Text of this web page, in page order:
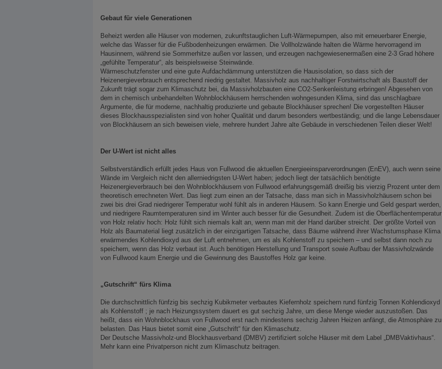
Gebaut für viele Generationen
Beheizt werden alle Häuser von modernen, zukunftstauglichen Luft-Wärmepumpen, also mit erneuerbarer Energie,
welche das Wasser für die Fußbodenheizungen erwärmen. Die Vollholzwände halten die Wärme hervorragend im
Hausinnern, während sie Sommerhitze außen vor lassen, und erzeugen nachgewiesenermaßen eine 2-3 Grad höhere
„gefühlte Temperatur“, als beispielsweise Steinwände.
Wärmeschutzfenster und eine gute Aufdachdämmung unterstützen die Hausisolation, so dass sich der
Heizenergieverbrauch entsprechend niedrig gestaltet. Massivholz aus nachhaltiger Forstwirtschaft als Baustoff der
Zukunft trägt sogar zum Klimaschutz bei, da Massivholzbauten eine CO2-Senkenleistung erbringen! Abgesehen von
dem in chemisch unbehandelten Wohnblockhäusern herrschenden wohngesunden Klima, sind das unschlagbare
Argumente, die für moderne, nachhaltig produzierte und gebaute Blockhäuser sprechen! Die vorgestellten Häuser
dieses Blockhausspezialisten sind von hoher Qualität und darum besonders wertbeständig; und die lange Lebensdauer
von Blockhäusern an sich beweisen viele, mehrere hundert Jahre alte Gebäude in verschiedenen Teilen dieser Welt!
Der U-Wert ist nicht alles
Selbstverständlich erfüllt jedes Haus von Fullwood die aktuellen Energieeinsparverordnungen (EnEV), auch wenn seine
Wände im Vergleich nicht den allerniedrigsten U-Wert haben; jedoch liegt der tatsächlich benötigte
Heizenergieverbrauch bei den Wohnblockhäusern von Fullwood erfahrungsgemäß dreißig bis vierzig Prozent unter dem
theoretisch errechneten Wert. Das liegt zum einen an der Tatsache, dass man sich in Massivholzhäusern schon bei
zwei bis drei Grad niedrigerer Temperatur wohl fühlt als in anderen Häusern. So kann Energie und Geld gespart werden,
und niedrigere Raumtemperaturen sind im Winter auch besser für die Gesundheit. Zudem ist die Oberflächentemperatur
von Holz relativ hoch: Holz fühlt sich niemals kalt an, wenn man mit der Hand darüber streicht. Der größte Vorteil von
Holz als Baumaterial liegt zusätzlich in der einzigartigen Tatsache, dass Bäume während ihrer Wachstumsphase Klima
erwärmendes Kohlendioxyd aus der Luft entnehmen, um es als Kohlenstoff zu speichern – und selbst dann noch zu
speichern, wenn das Holz verbaut ist. Auch benötigen Herstellung und Transport sowie Aufbau der Massivholzwände
von Fullwood kaum Energie und die Gewinnung des Baustoffes Holz gar keine.
„Gutschrift“ fürs Klima
Die durchschnittlich fünfzig bis sechzig Kubikmeter verbautes Kiefernholz speichern rund fünfzig Tonnen Kohlendioxyd
als Kohlenstoff ; je nach Heizungssystem dauert es gut sechzig Jahre, um diese Menge wieder auszustoßen. Das
heißt, dass ein Wohnblockhaus von Fullwood erst nach mindestens sechzig Jahren Heizen anfängt, die Atmosphäre zu
belasten. Das Haus bietet somit eine „Gutschrift“ für den Klimaschutz.
Der Deutsche Massivholz-und Blockhausverband (DMBV) zertifiziert solche Häuser mit dem Label „DMBVaktivhaus“.
Mehr kann eine Privatperson nicht zum Klimaschutz beitragen.